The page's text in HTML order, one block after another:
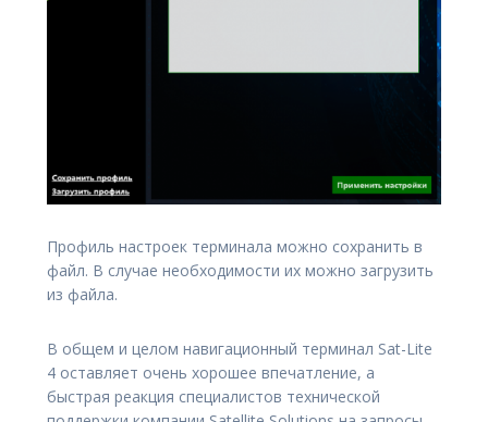
Профиль настроек терминала можно сохранить в
файл. В случае необходимости их можно загрузить
из файла.
В общем и целом навигационный терминал Sat-Lite
4 оставляет очень хорошее впечатление, а
быстрая реакция специалистов технической